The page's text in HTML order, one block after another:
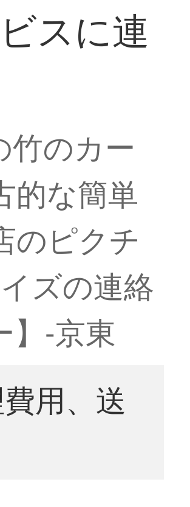
スに連
のカー
的な簡単
のピクチ
ズの連絡
】-京東
用、送